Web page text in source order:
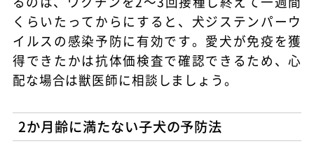
くらいたってからにすると、犬ジステンパーウ
イルスの感染予防に有効です。愛犬が免疫を獲
得できたかは抗体価検査で確認できるため、心
配な場合は獣医師に相談しましょう。
2か月齢に満たない子犬の予防法